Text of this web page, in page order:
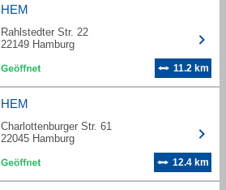
HEM
Rahlstedter Str. 22
22149 Hamburg
11.2 km
HEM
Charlottenburger Str. 61
22045 Hamburg
12.4 km